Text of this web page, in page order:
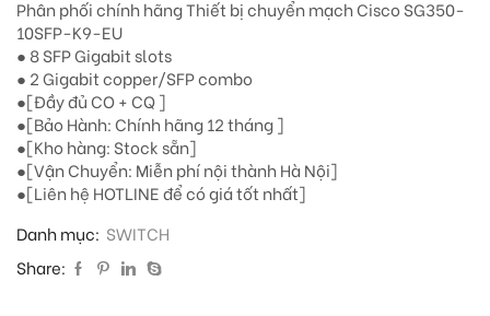
Phân phối chính hãng Thiết bị chuyển mạch Cisco SG350-
10SFP-K9-EU
● 8 SFP Gigabit slots
● 2 Gigabit copper/SFP combo
●[Đầy đủ CO + CQ ]
●[Bảo Hành: Chính hãng 12 tháng ]
●[Kho hàng: Stock sẵn]
●[Vận Chuyển: Miễn phí nội thành Hà Nội]
●[Liên hệ HOTLINE để có giá tốt nhất]
Danh mục: SWITCH
Share: